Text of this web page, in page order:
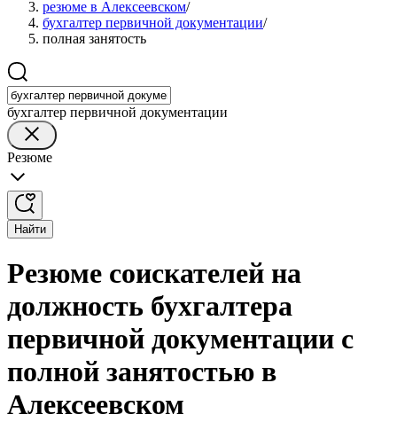
резюме в Алексеевском/
бухгалтер первичной документации/
полная занятость
бухгалтер первичной документации
Резюме
Найти
Резюме соискателей на
должность бухгалтера
первичной документации с
полной занятостью в
Алексеевском